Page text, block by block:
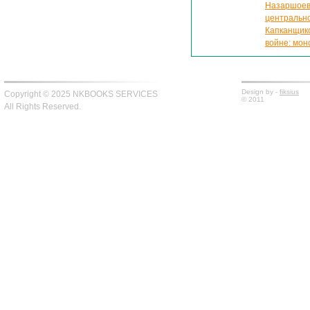
войне:
Copyright © 2025 NKBOOKS SERVICES
All Rights Reserved.
Design by - fiksius
© 2011